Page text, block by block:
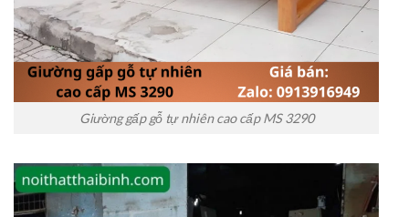
Giường gấp gỗ tự nhiên cao cấp MS 3290